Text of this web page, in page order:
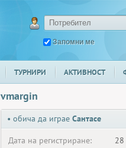
Запомни ме
ТУРНИРИ АКТИВНОСТ
vmargin
• обича да играе Сантасе
Дата на регистриране: